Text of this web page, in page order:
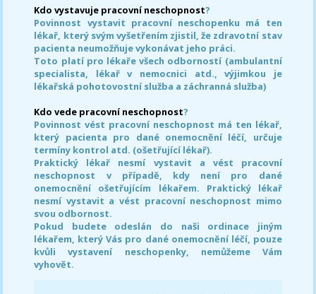
Kdo vystavuje pracovní neschopnost?
Povinnost vystavit pracovní neschopenku má ten
lékař, který svým vyšetřením zjistil, že zdravotní stav
pacienta neumožňuje vykonávat jeho práci.
Toto platí pro lékaře všech odborností (ambulantní
specialista, lékař v nemocnici atd., výjimkou je
lékařská pohotovostní služba a záchranná služba)
Kdo vede pracovní neschopnost?
Povinnost vést pracovní neschopnost má ten lékař,
který pacienta pro dané onemocnění léčí, určuje
termíny kontrol atd. (ošetřující lékař).
Praktický lékař nesmí vystavit a vést pracovní
neschopnost v případě, kdy není pro dané
onemocnění ošetřujícím lékařem. Praktický lékař
nesmí vystavit a vést pracovní neschopnost mimo
svou odbornost.
Pokud budete odeslán do naši ordinace jiným
lékařem, který Vás pro dané onemocnění léčí, pouze
kvůli vystavení neschopenky, nemůžeme Vám
vyhovět.